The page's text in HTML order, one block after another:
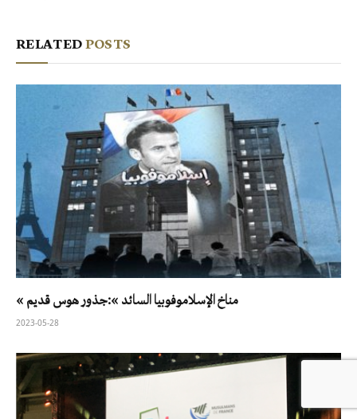
RELATEDPOSTS
« مناخ الإسلاموفوبيا السائد »:جذور هوس قديم
2023-05-28